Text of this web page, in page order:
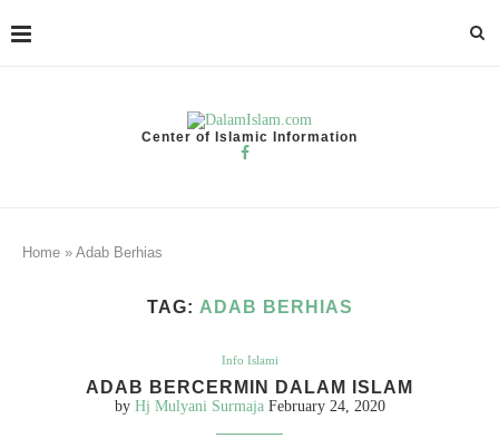
Center of Islamic Information
Home » Adab Berhias
TAG: ADAB BERHIAS
Info Islami
ADAB BERCERMIN DALAM ISLAM
by Hj Mulyani Surmaja February 24, 2020